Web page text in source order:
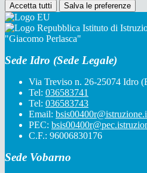
Accetta tutti Salva le preferenze
Istituto di
"Giacomo Perlasca"
Sede Idro (Sede Legale)
Via Treviso n. 26-25074 Idro
Tel: 036583741
Tel: 036583743
Email:
PEC:
C.F.: 96006830176
Sede Vobarno